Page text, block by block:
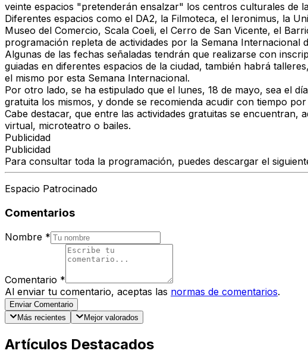
veinte espacios "pretenderán ensalzar" los centros culturales de
Diferentes espacios como el DA2, la Filmoteca, el Ieronimus, la
Museo del Comercio, Scala Coeli, el Cerro de San Vicente, el
programación repleta de actividades por la Semana
Algunas de las fechas señaladas tendrán que realizarse con
guiadas en diferentes espacios de la ciudad, también habrá
el mismo por esta Semana Internacional.
Por otro lado, se ha estipulado que el lunes, 18 de mayo, sea el
gratuita los mismos, y donde se recomienda acudir con tiempo
Cabe destacar, que entre las actividades gratuitas se
virtual, microteatro o bailes.
Publicidad
Publicidad
Para consultar toda la programación, puedes descargar el
Espacio Patrocinado
Comentarios
Nombre *
Comentario *
Al enviar tu comentario, aceptas las normas de comentarios.
Enviar Comentario
Más recientes
Mejor valorados
Artículos Destacados